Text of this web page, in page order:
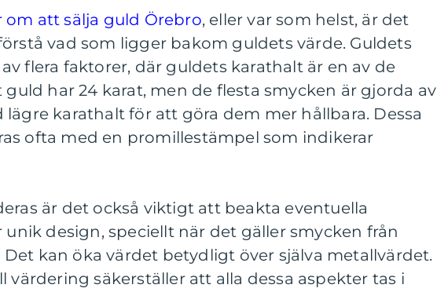
om att sälja guld Örebro, eller var som helst, är det
vad som ligger bakom guldets värde. Guldets
flera faktorer, där guldets karathalt är en av de
guld har 24 karat, men de flesta smycken är gjorda av
lägre karathalt för att göra dem mer hållbara. Dessa
ofta med en promillestämpel som indikerar
är det också viktigt att beakta eventuella
unik design, speciellt när det gäller smycken från
kan öka värdet betydligt över själva metallvärdet.
värdering säkerställer att alla dessa aspekter tas i